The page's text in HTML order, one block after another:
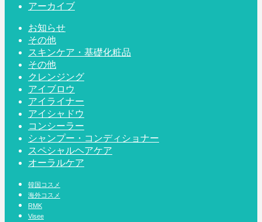
アーカイブ
お知らせ
その他
スキンケア・基礎化粧品
その他
クレンジング
アイブロウ
アイライナー
アイシャドウ
コンシーラー
シャンプー・コンディショナー
スペシャルヘアケア
オーラルケア
韓国コスメ
海外コスメ
RMK
Visee